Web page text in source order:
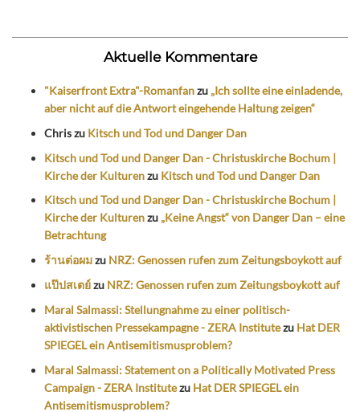
Aktuelle Kommentare
"Kaiserfront Extra"-Romanfanzu „Ich sollte eine einladende,
aber nicht auf die Antwort eingehende Haltung zeigen“
Chriszu Kitsch und Tod und Danger Dan
Kitsch und Tod und Danger Dan - Christuskirche Bochum |
Kirche der Kulturenzu Kitsch und Tod und Danger Dan
Kitsch und Tod und Danger Dan - Christuskirche Bochum |
Kirche der Kulturenzu „Keine Angst“ von Danger Dan – eine
Betrachtung
ร้านต่อผมzu NRZ: Genossen rufen zum Zeitungsboykott auf
แป๊ปสเตย์zu NRZ: Genossen rufen zum Zeitungsboykott auf
Maral Salmassi: Stellungnahme zu einer politisch-
aktivistischen Pressekampagne - ZERA Institutezu Hat DER
SPIEGEL ein Antisemitismusproblem?
Maral Salmassi: Statement on a Politically Motivated Press
Campaign - ZERA Institutezu Hat DER SPIEGEL ein
Antisemitismusproblem?